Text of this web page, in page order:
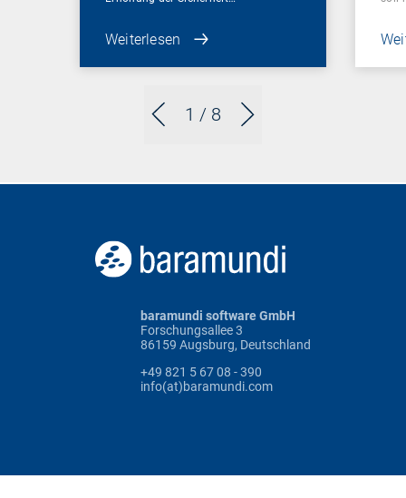
1 / 8
Weiterlesen
baramundi software GmbH
Forschungsallee 3
86159 Augsburg, Deutschland
+49 821 5 67 08 - 390
info(at)baramundi.com